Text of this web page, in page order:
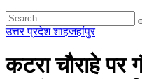
उत्तर प्रदेशशाहजहांपुर
कटरा चौराहे पर